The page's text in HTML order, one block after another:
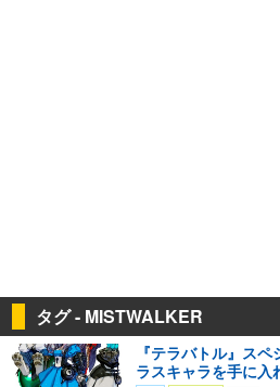
タグ - MISTWALKER
『テラバトル』ス
ラスキャラを手に入